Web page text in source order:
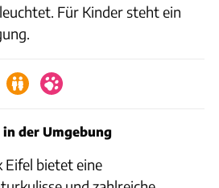
Für Kinder steht ein
der Umgebung
Eifel bietet eine